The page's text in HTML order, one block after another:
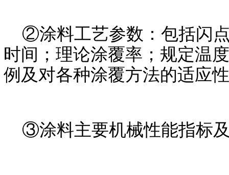
②涂料工艺参数：包括闪点
时间；理论涂覆率；规定温
例及对各种涂覆方法的适应
③涂料主要机械性能指标